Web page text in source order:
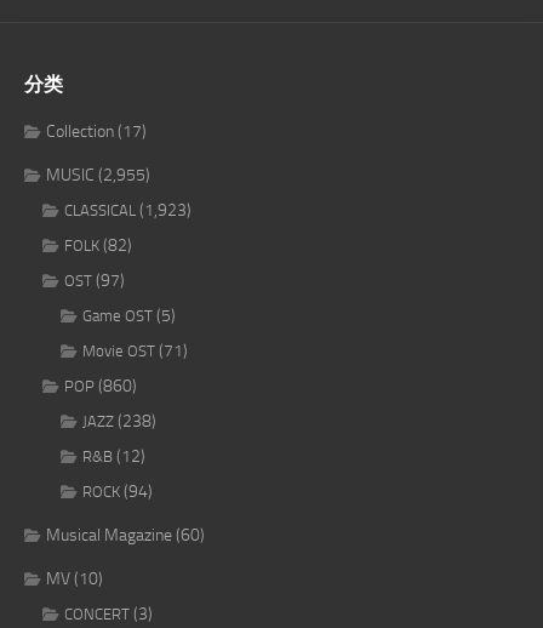
分类
Collection(17)
MUSIC (2,955)
CLASSICAL (1,923)
FOLK (82)
OST (97)
Game OST (5)
Movie OST (71)
POP (860)
JAZZ (238)
R&B (12)
ROCK (94)
Musical Magazine(60)
MV(10)
CONCERT (3)